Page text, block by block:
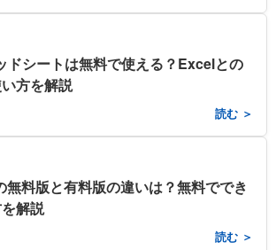
ドシートは無料で使える？Excelとの
方を解説
読む ＞
料版と有料版の違いは？無料ででき
解説
読む ＞